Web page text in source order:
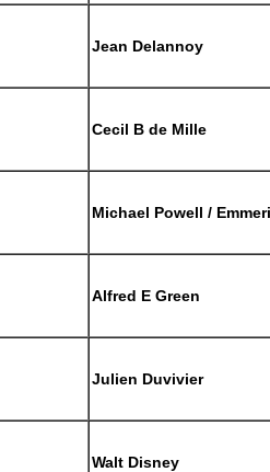
Jean Delannoy
Cecil B de Mille
Michael Powell /
Alfred E Green
Julien Duvivier
Walt Disney